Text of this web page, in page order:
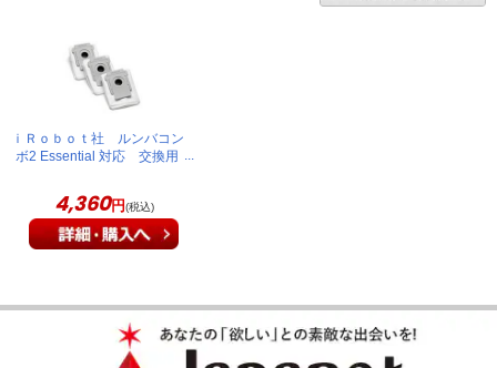
ｉＲｏｂｏｔ社 ルンバコン
ボ2 Essential 対応 交換用
4,360円(税込)